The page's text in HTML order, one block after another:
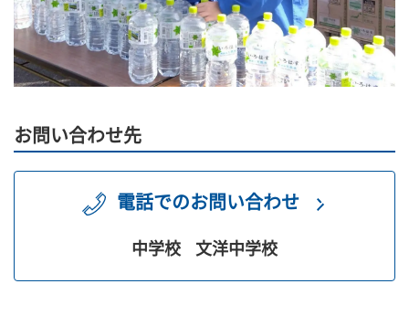
お問い合わせ先
電話でのお問い合わせ
中学校 文洋中学校